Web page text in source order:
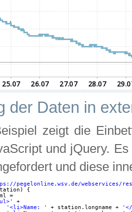
der Daten in
zeigt die
und jQuery.
und diese
pegelonline.wsv.de/webservices/
{
=
+
'<li>Name: '
+ station.longname +